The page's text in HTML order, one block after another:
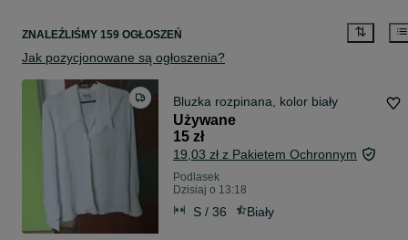
ZNALEŹLIŚMY 159 OGŁOSZEŃ
Jak pozycjonowane są ogłoszenia?
Bluzka rozpinana, kolor biały
Używane
15 zł
19,03 zł z Pakietem Ochronnym
Podlasek
Dzisiaj o 13:18
S / 36 Biały